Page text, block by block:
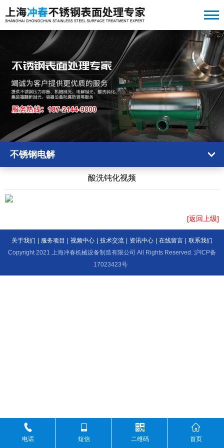
不锈钢电解
酸洗钝化视频
[返回上级]
关于我们 服务项目 视频中心 技术交流 资讯中心 在线留言
联系我们
Copyright 2021 上海冲春机械设备制造有限公司 All Rights Reserved. 沪ICP备
17023423号
电话 短信 二维码 首页